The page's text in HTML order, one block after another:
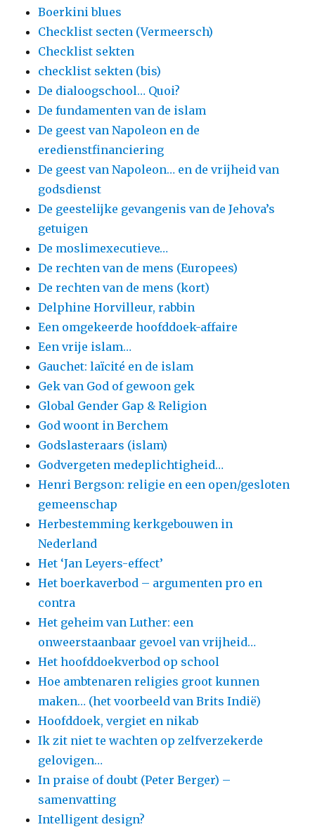
Boerkini blues
Checklist secten (Vermeersch)
Checklist sekten
checklist sekten (bis)
De dialoogschool… Quoi?
De fundamenten van de islam
De geest van Napoleon en de
eredienstfinanciering
De geest van Napoleon… en de vrijheid van
godsdienst
De geestelijke gevangenis van de Jehova’s
getuigen
De moslimexecutieve…
De rechten van de mens (Europees)
De rechten van de mens (kort)
Delphine Horvilleur, rabbin
Een omgekeerde hoofddoek-affaire
Een vrije islam…
Gauchet: laïcité en de islam
Gek van God of gewoon gek
Global Gender Gap & Religion
God woont in Berchem
Godslasteraars (islam)
Godvergeten medeplichtigheid…
Henri Bergson: religie en een open/gesloten
gemeenschap
Herbestemming kerkgebouwen in
Nederland
Het ‘Jan Leyers-effect’
Het boerkaverbod – argumenten pro en
contra
Het geheim van Luther: een
onweerstaanbaar gevoel van vrijheid…
Het hoofddoekverbod op school
Hoe ambtenaren religies groot kunnen
maken… (het voorbeeld van Brits Indië)
Hoofddoek, vergiet en nikab
Ik zit niet te wachten op zelfverzekerde
gelovigen…
In praise of doubt (Peter Berger) –
samenvatting
Intelligent design?